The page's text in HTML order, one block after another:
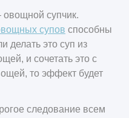
супчик.
супов способны
делать это суп из
и сочетать это с
то эффект будет
следование всем